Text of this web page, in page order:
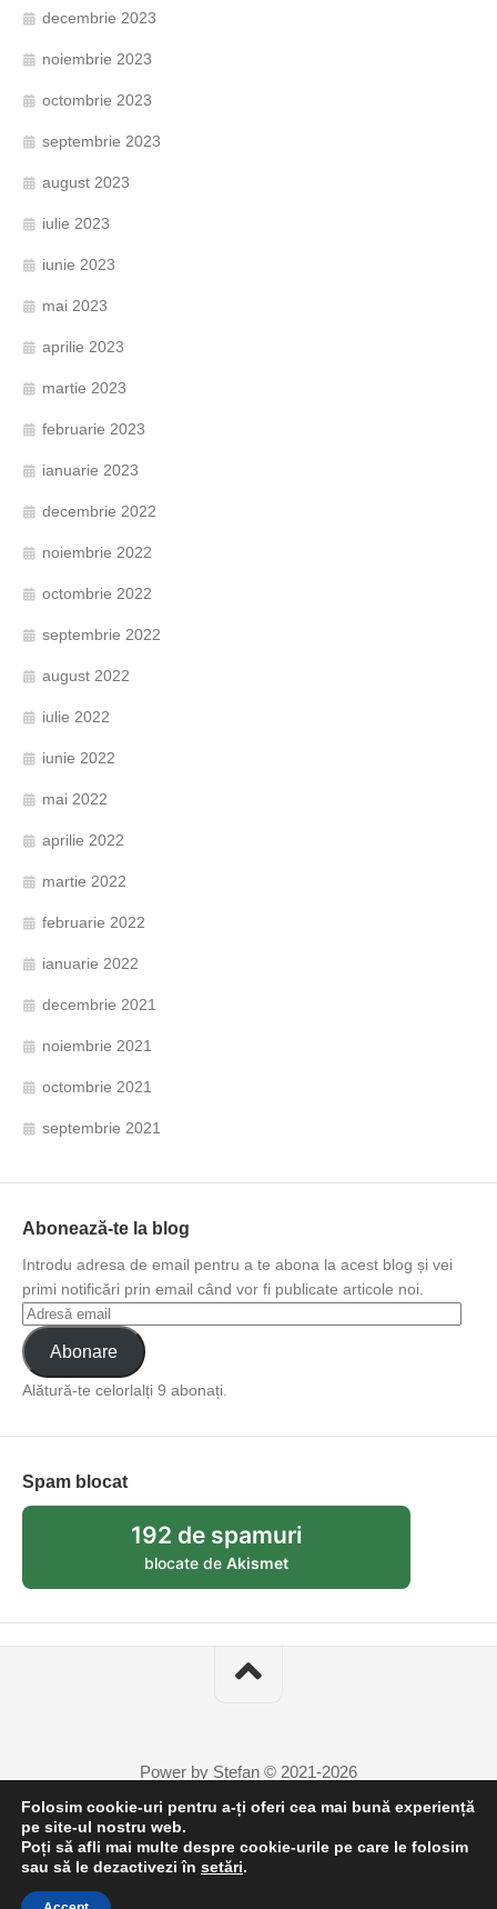
decembrie 2023
noiembrie 2023
octombrie 2023
septembrie 2023
august 2023
iulie 2023
iunie 2023
mai 2023
aprilie 2023
martie 2023
februarie 2023
ianuarie 2023
decembrie 2022
noiembrie 2022
octombrie 2022
septembrie 2022
august 2022
iulie 2022
iunie 2022
mai 2022
aprilie 2022
martie 2022
februarie 2022
ianuarie 2022
decembrie 2021
noiembrie 2021
octombrie 2021
septembrie 2021
Abonează-te la blog
Introdu adresa de email pentru a te abona la acest blog și vei
primi notificări prin email când vor fi publicate articole noi.
Abonare
Alătură-te celorlalți 9 abonați.
Spam blocat
192 de spamuri
blocate de Akismet
Power by Stefan © 2021-2026
Folosim cookie-uri pentru a-ți oferi cea mai bună experiență
pe site-ul nostru web.
Poți să afli mai multe despre cookie-urile pe care le folosim
sau să le dezactivezi în setări.
6